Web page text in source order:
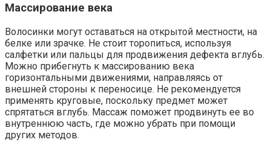
Массирование века
Волосинки могут оставаться на открытой местности, на
белке или зрачке. Не стоит торопиться, используя
салфетки или пальцы для продвижения дефекта вглубь.
Можно прибегнуть к массированию века
горизонтальными движениями, направляясь от
внешней стороны к переносице. Не рекомендуется
применять круговые, поскольку предмет может
спрятаться вглубь. Массаж поможет продвинуть ее во
внутреннюю часть, где можно убрать при помощи
других методов.